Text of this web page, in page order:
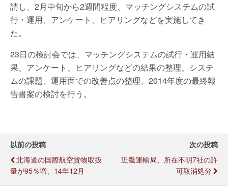
請し、2月中旬から2週間程度、マッチングシステムの試
行・運用、アンケート、ヒアリングなどを実施してき
た。
23日の検討会では、マッチングシステムの試行・運用結
果、アンケート、ヒアリングなどの結果の整理、システ
ムの課題、運用面での改善点の整理、2014年度の最終報
告書案の検討を行う。
以前の投稿
北海道の国際航空貨物取扱
量が95％増、14年12月
次の投稿
近畿運輸局、所在不明7社の許
可取消処分